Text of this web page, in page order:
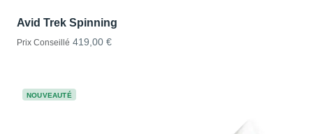
Avid Trek Spinning
Prix Conseillé 419,00 €
NOUVEAUTÉ